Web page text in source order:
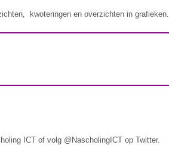
kwoteringen en overzichten in grafieken.
ICT of volg @NascholingICT op Twitter.